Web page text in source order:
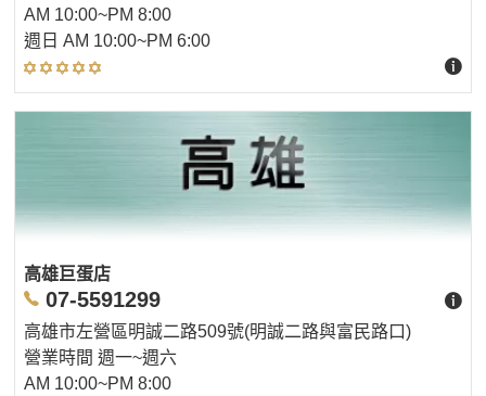
AM 10:00~PM 8:00
週日 AM 10:00~PM 6:00
高雄巨蛋店
07-5591299
高雄市左營區明誠二路509號(明誠二路與富民路口)
營業時間 週一~週六
AM 10:00~PM 8:00